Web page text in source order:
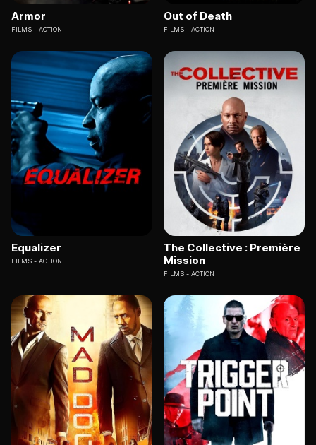
Armor
FILMS ACTION
Out of Death
FILMS ACTION
Equalizer
FILMS ACTION
The Collective : Première
Mission
FILMS ACTION